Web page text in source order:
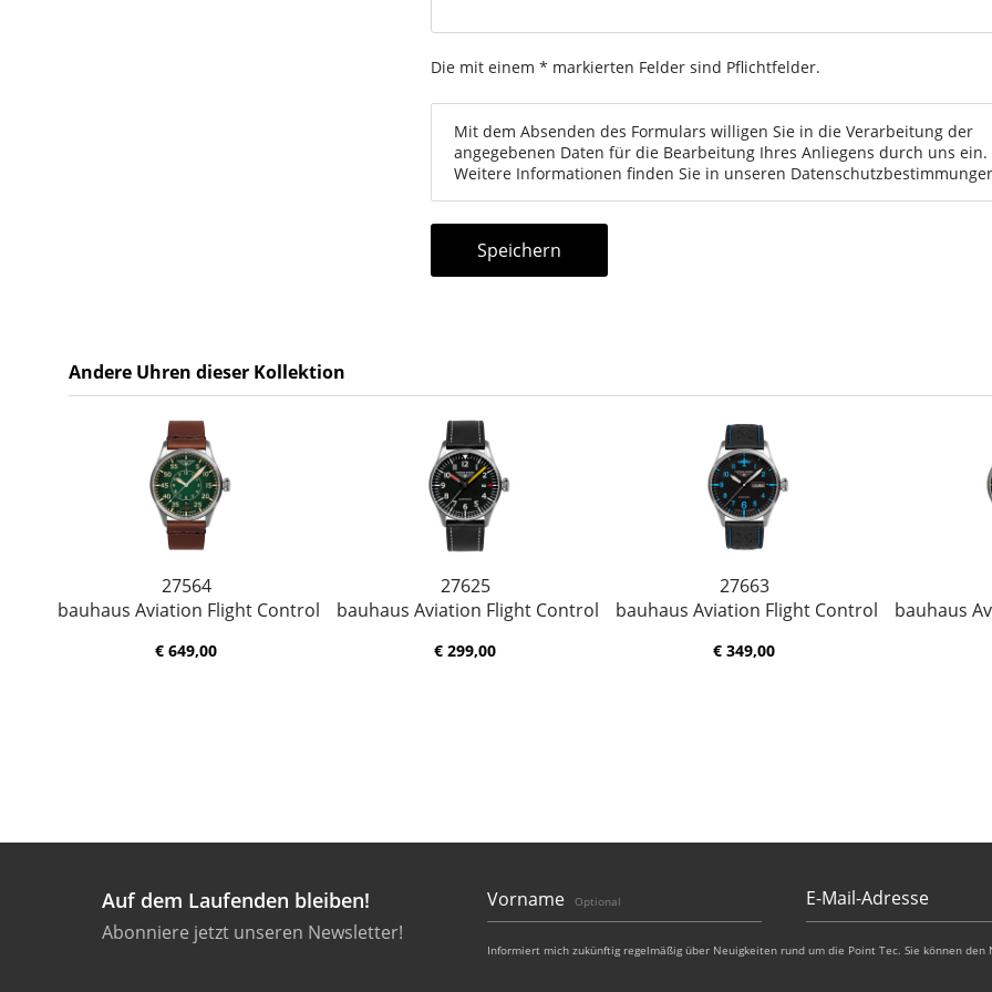
Die mit einem * markierten Felder sind Pflichtfelder.
Mit dem Absenden des Formulars willigen Sie in die Verarbeitung der
angegebenen Daten für die Bearbeitung Ihres Anliegens durch uns ein.
Weitere Informationen finden Sie in unseren
Speichern
Andere Uhren dieser Kollektion
27564
bauhaus Aviation Flight Control
€ 649,00
27625
bauhaus Aviation Flight Control
€ 299,00
27663
bauhaus Aviation Flight Control
€ 349,00
bauhaus
Auf dem Laufenden bleiben!
Abonniere jetzt unseren Newsletter!
Vorname Optional
Informiert mich zukünftig regelmäßig über Neuigkeiten rund um die Point Tec. Sie können